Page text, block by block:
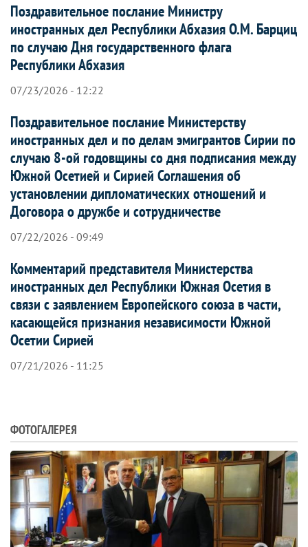
Поздравительное послание Министру
иностранных дел Республики Абхазия О.М. Барциц
по случаю Дня государственного флага
Республики Абхазия
07/23/2026 - 12:22
Поздравительное послание Министерству
иностранных дел и по делам эмигрантов Сирии по
случаю 8-ой годовщины со дня подписания между
Южной Осетией и Сирией Соглашения об
установлении дипломатических отношений и
Договора о дружбе и сотрудничестве
07/22/2026 - 09:49
Комментарий представителя Министерства
иностранных дел Республики Южная Осетия в
связи с заявлением Европейского союза в части,
касающейся признания независимости Южной
Осетии Сирией
07/21/2026 - 11:25
ФОТОГАЛЕРЕЯ